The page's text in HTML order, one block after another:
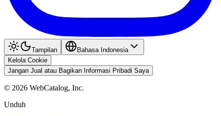
Tampilan
Bahasa Indonesia
Kelola Cookie
Jangan Jual atau Bagikan Informasi Pribadi Saya
© 2026 WebCatalog, Inc.
Unduh